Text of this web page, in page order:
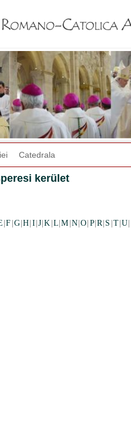
Catedrala
kerület
|F G |H I |J |K L |M N |O P| R S T |U